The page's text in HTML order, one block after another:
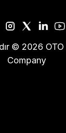
© 2026
Company